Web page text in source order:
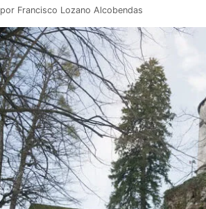
por Francisco Lozano Alcobendas